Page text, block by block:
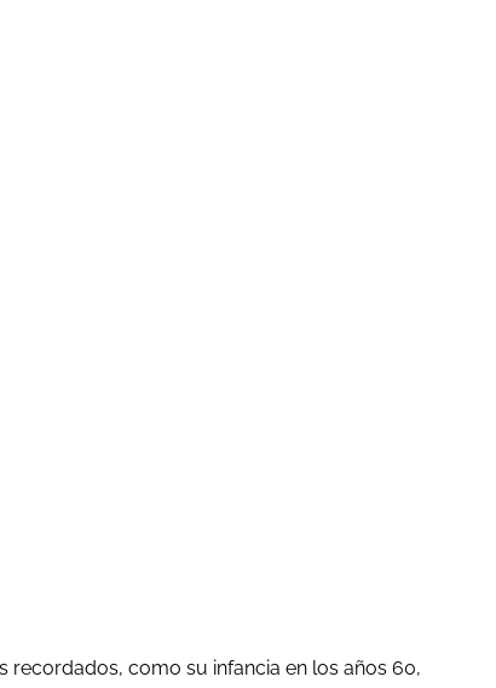
recordados, como su infancia en los años 60,